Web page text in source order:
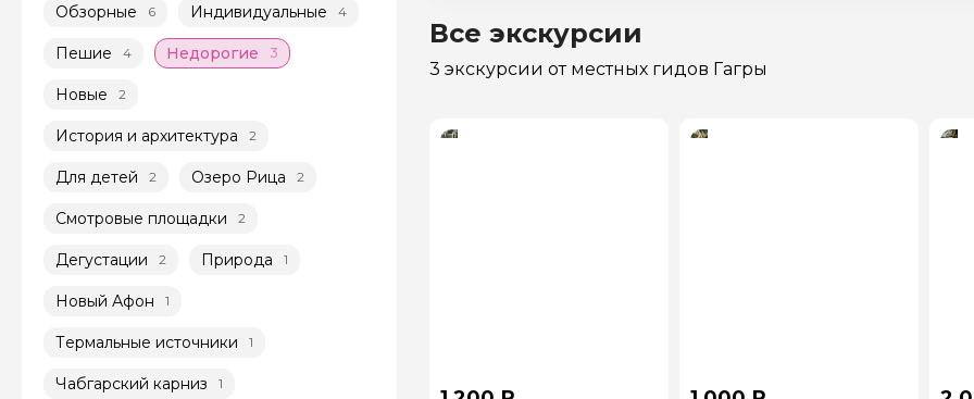
Обзорные 6 Индивидуальные 4
Пешие 4 Недорогие 3
Новые 2
История и архитектура 2
Для детей 2 Озеро Рица 2
Смотровые площадки 2
Дегустации 2 Природа 1
Новый Афон 1
Термальные источники 1
Чабгарский карниз 1
Все экскурсии
3 экскурсии от местных гидов Гагры